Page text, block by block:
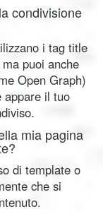
condivisione
i tag title
puoi anche
Open Graph)
appare il tuo
mia pagina
di template o
che si